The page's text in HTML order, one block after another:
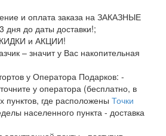
и оплата заказа на ЗАКАЗНЫЕ
до даты доставки!;
и АКЦИИ!
– значит у Вас накопительная
у Оператора Подарков: -
у оператора (бесплатно, в
пунктов, где расположены Точки
населенного пункта - доставка